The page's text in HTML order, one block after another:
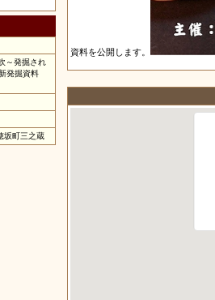
～発掘され
発掘資料
坂町三之蔵
資料を公開します。